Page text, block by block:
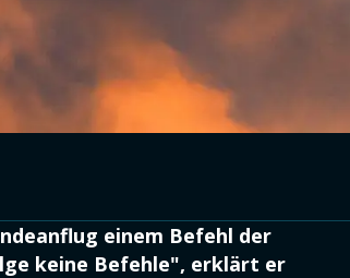
einem Befehl der
keine Befehle", erklärt er